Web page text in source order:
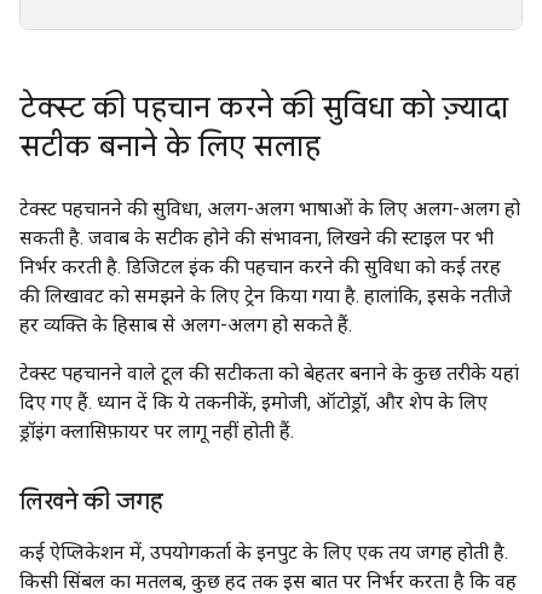
टेक्स्ट की पहचान करने की सुविधा को ज़्यादा
सटीक बनाने के लिए सलाह
टेक्स्ट पहचानने की सुविधा, अलग-अलग भाषाओं के लिए अलग-अलग हो
सकती है. जवाब के सटीक होने की संभावना, लिखने की स्टाइल पर भी
निर्भर करती है. डिजिटल इंक की पहचान करने की सुविधा को कई तरह
की लिखावट को समझने के लिए ट्रेन किया गया है. हालांकि, इसके नतीजे
हर व्यक्ति के हिसाब से अलग-अलग हो सकते हैं.
टेक्स्ट पहचानने वाले टूल की सटीकता को बेहतर बनाने के कुछ तरीके यहां
दिए गए हैं. ध्यान दें कि ये तकनीकें, इमोजी, ऑटोड्रॉ, और शेप के लिए
ड्रॉइंग क्लासिफ़ायर पर लागू नहीं होती हैं.
लिखने की जगह
कई ऐप्लिकेशन में, उपयोगकर्ता के इनपुट के लिए एक तय जगह होती है.
किसी सिंबल का मतलब, कुछ हद तक इस बात पर निर्भर करता है कि वह